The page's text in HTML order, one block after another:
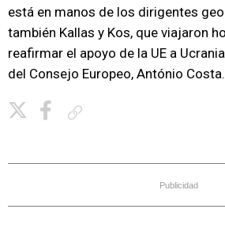
está en manos de los dirigentes
también Kallas y Kos, que viajaron
reafirmar el apoyo de la UE a
del Consejo Europeo, António Costa.
Publicidad